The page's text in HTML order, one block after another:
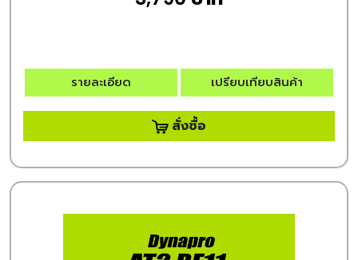
รายละเอียด เปรียบเทียบสินค้า
สั่งซื้อ